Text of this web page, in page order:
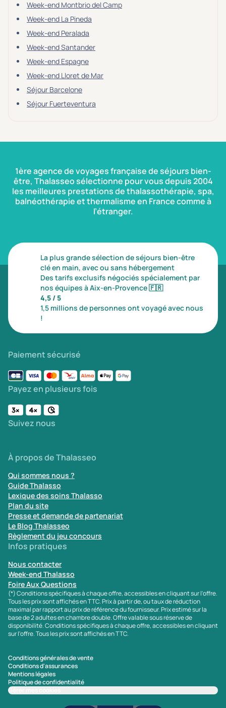
Week-end Montbrio del Camp
Week-end La Pineda
Week-end Peralada
Week-end Santander
Week-end Espagne
Week-end Lloret de Mar
Séjour Barcelone
Séjour Fuerteventura
1ère agence de voyages française de séjours bien-
être, Thalasseo sélectionne pour vous depuis 2004
les meilleures prestations de thalassothérapie, spa,
balnéothérapie et thermalisme en France comme à
l’étranger.
La plus grande sélection de séjours bien-être
clé en main, avec ou sans hébergement
Des tarifs exclusifs négociés spécialement par
nos équipes à Aix-en-Provence🇫🇷
4,5 / 5
1,5 millions de personnes ont voyagé avec nous
!
Paiement sécurisé
Payez en plusieurs fois
Suivez nous
À propos de Thalasseo
Qui sommes nous ?
Guide Thalasso
Lexique des soins Thalasso
Plan du site
Presse et demande de partenariat
Le Blog Thalasseo
Règlement du jeu concours
Infos pratiques
Nous contacter
Week-end Thalasso
Foire Aux Questions
(*) Conditions spécifiques à chaque offre, accessibles en cliquant sur l'offre.
Tous les prix sont affichés en TTC. Prix à partir de, ou taux de réduction
maximal par rapport au prix de référence du fournisseur. Prix estimé sur la
base de 2 adultes en chambre double. Offre valable sous réserve de
disponibilité. Conditions spécifiques à chaque offre, accessibles en cliquant
sur l'offre. Tous les prix sont affichés en TTC.
Conditions générales de vente
Conditions d'assurances
Mentions légales
Politique de confidentialité
Gérer mes cookies